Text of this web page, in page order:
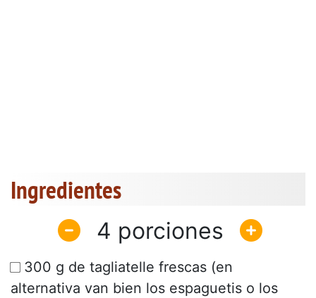
Ingredientes
4
300 g de tagliatelle frescas (en
alternativa van bien los espaguetis o los